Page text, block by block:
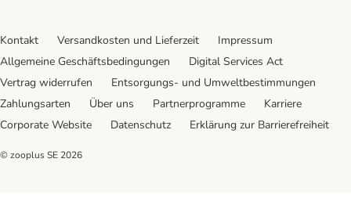
Kontakt Versandkosten und Lieferzeit
Impressum
Allgemeine Geschäftsbedingungen
Digital Services Act
Vertrag widerrufen
Entsorgungs- und Umweltbestimmungen
Zahlungsarten
Über uns Partnerprogramme
Karriere
Corporate Website
Datenschutz Erklärung zur Barrierefreiheit
© zooplus SE 2026